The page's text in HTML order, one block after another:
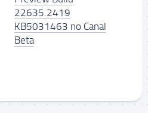
22635.2419
KB5031463 no Canal
Beta